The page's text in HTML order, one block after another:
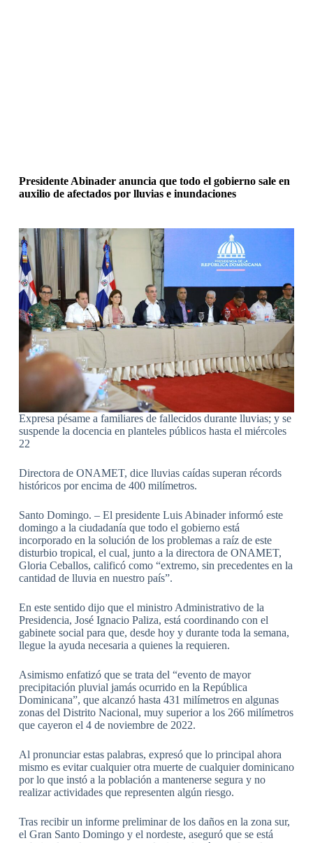
Presidente Abinader anuncia que todo el gobierno sale en
auxilio de afectados por lluvias e inundaciones
Expresa pésame a familiares de fallecidos durante lluvias; y se
suspende la docencia en planteles públicos hasta el miércoles
22
Directora de ONAMET, dice lluvias caídas superan récords
históricos por encima de 400 milímetros.
Santo Domingo. – El presidente Luis Abinader informó este
domingo a la ciudadanía que todo el gobierno está
incorporado en la solución de los problemas a raíz de este
disturbio tropical, el cual, junto a la directora de ONAMET,
Gloria Ceballos, calificó como “extremo, sin precedentes en la
cantidad de lluvia en nuestro país”.
En este sentido dijo que el ministro Administrativo de la
Presidencia, José Ignacio Paliza, está coordinando con el
gabinete social para que, desde hoy y durante toda la semana,
llegue la ayuda necesaria a quienes la requieren.
Asimismo enfatizó que se trata del “evento de mayor
precipitación pluvial jamás ocurrido en la República
Dominicana”, que alcanzó hasta 431 milímetros en algunas
zonas del Distrito Nacional, muy superior a los 266 milímetros
que cayeron el 4 de noviembre de 2022.
Al pronunciar estas palabras, expresó que lo principal ahora
mismo es evitar cualquier otra muerte de cualquier dominicano
por lo que instó a la población a mantenerse segura y no
realizar actividades que representen algún riesgo.
Tras recibir un informe preliminar de los daños en la zona sur,
el Gran Santo Domingo y el nordeste, aseguró que se está